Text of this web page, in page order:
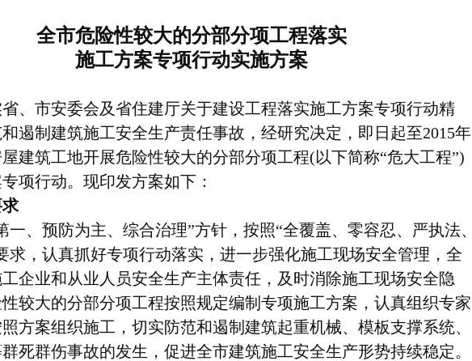
全市危险性较大的分部分项工程落实
施工方案专项行动实施方案
、市安委会及省住建厅关于建设工程落实施工方案专项行动精
遏制建筑施工安全生产责任事故，经研究决定，即日起至2015年
建筑工地开展危险性较大的分部分项工程(以下简称“危大工程”)
项行动。现印发方案如下：
、预防为主、综合治理”方针，按照“全覆盖、零容忍、严执法、
求，认真抓好专项行动落实，进一步强化施工现场安全管理，全
企业和从业人员安全生产主体责任，及时消除施工现场安全隐
较大的分部分项工程按照规定编制专项施工方案，认真组织专家
方案组织施工，切实防范和遏制建筑起重机械、模板支撑系统、
死群伤事故的发生，促进全市建筑施工安全生产形势持续稳定。